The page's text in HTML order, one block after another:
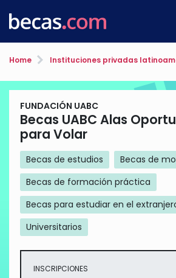
Home Instituciones privadas
FUNDACIÓN UABC
Becas UABC Alas
para Volar
Becas de estudios
Becas de
Becas de formación práctica
Becas para estudiar en el
Universitarios
INSCRIPCIONES